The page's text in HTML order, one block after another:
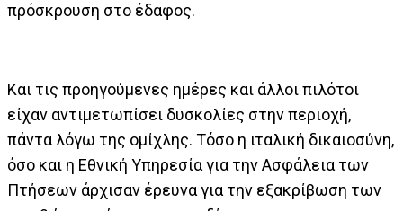
πρόσκρουση στο έδαφος.
Και τις προηγούμενες ημέρες και άλλοι πιλότοι
είχαν αντιμετωπίσει δυσκολίες στην περιοχή,
πάντα λόγω της ομίχλης. Τόσο η ιταλική δικαιοσύνη,
όσο και η Εθνική Υπηρεσία για την Ασφάλεια των
Πτήσεων άρχισαν έρευνα για την εξακρίβωση των